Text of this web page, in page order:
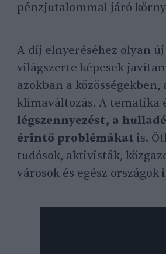
pénzjutalommal járó
A díj elnyeréséhez olyan
világszerte képesek
azokban a
klímaváltozás. A tematika
légszennyezést, a
érintő problémákat is.
tudósok, aktivisták,
városok és egész